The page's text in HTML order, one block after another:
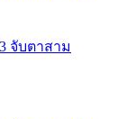
จับตาสาม